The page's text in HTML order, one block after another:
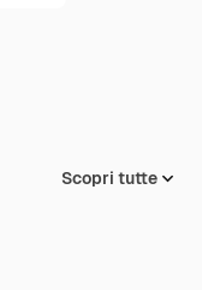
Scopri tutte